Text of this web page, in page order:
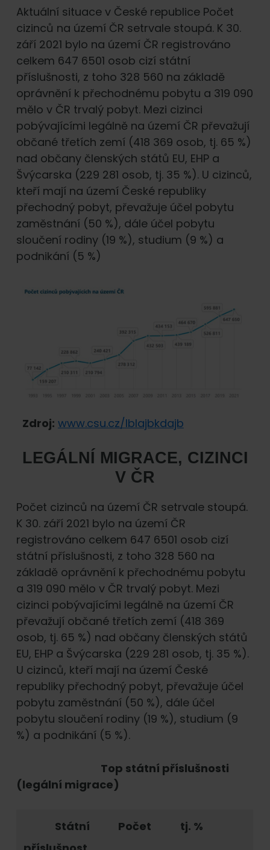
Aktuální situace v České republice Počet
cizinců na území ČR setrvale stoupá. K 30.
září 2021 bylo na území ČR registrováno
celkem 647 6501 osob cizí státní
příslušnosti, z toho 328 560 na základě
oprávnění k přechodnému pobytu a 319 090
mělo v ČR trvalý pobyt. Mezi cizinci
pobývajícími legálně na území ČR převažují
občané třetích zemí (418 369 osob, tj. 65 %)
nad občany členských států EU, EHP a
Švýcarska (229 281 osob, tj. 35 %). U cizinců,
kteří mají na území České republiky
přechodný pobyt, převažuje účel pobytu
zaměstnání (50 %), dále účel pobytu
sloučení rodiny (19 %), studium (9 %) a
podnikání (5 %)
Zdroj: www.csu.cz/lblajbkdajb
LEGÁLNÍ MIGRACE, CIZINCI
V ČR
Počet cizinců na území ČR setrvale stoupá.
K 30. září 2021 bylo na území ČR
registrováno celkem 647 6501 osob cizí
státní příslušnosti, z toho 328 560 na
základě oprávnění k přechodnému pobytu
a 319 090 mělo v ČR trvalý pobyt. Mezi
cizinci pobývajícími legálně na území ČR
převažují občané třetích zemí (418 369
osob, tj. 65 %) nad občany členských států
EU, EHP a Švýcarska (229 281 osob, tj. 35 %).
U cizinců, kteří mají na území České
republiky přechodný pobyt, převažuje účel
pobytu zaměstnání (50 %), dále účel
pobytu sloučení rodiny (19 %), studium (9
%) a podnikání (5 %).
Top státní příslušnosti
(legální migrace)
Státní
Počet tj. %